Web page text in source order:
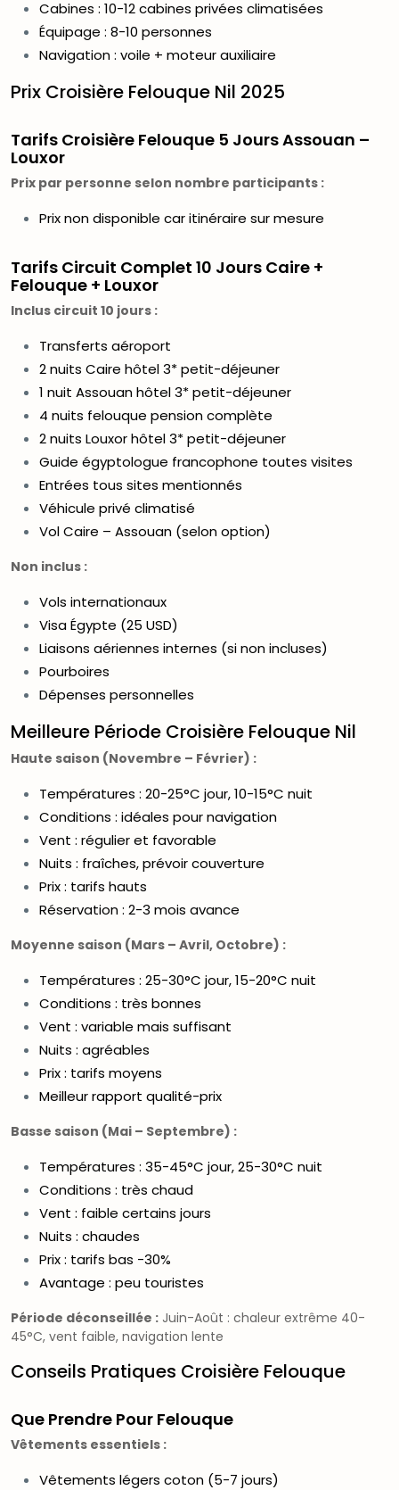
Cabines : 10-12 cabines privées climatisées
Équipage : 8-10 personnes
Navigation : voile + moteur auxiliaire
Prix Croisière Felouque Nil 2025
Tarifs Croisière Felouque 5 Jours Assouan –
Louxor
Prix par personne selon nombre participants :
Prix non disponible car itinéraire sur mesure
Tarifs Circuit Complet 10 Jours Caire +
Felouque + Louxor
Inclus circuit 10 jours :
Transferts aéroport
2 nuits Caire hôtel 3* petit-déjeuner
1 nuit Assouan hôtel 3* petit-déjeuner
4 nuits felouque pension complète
2 nuits Louxor hôtel 3* petit-déjeuner
Guide égyptologue francophone toutes visites
Entrées tous sites mentionnés
Véhicule privé climatisé
Vol Caire – Assouan (selon option)
Non inclus :
Vols internationaux
Visa Égypte (25 USD)
Liaisons aériennes internes (si non incluses)
Pourboires
Dépenses personnelles
Meilleure Période Croisière Felouque Nil
Haute saison (Novembre – Février) :
Températures : 20-25°C jour, 10-15°C nuit
Conditions : idéales pour navigation
Vent : régulier et favorable
Nuits : fraîches, prévoir couverture
Prix : tarifs hauts
Réservation : 2-3 mois avance
Moyenne saison (Mars – Avril, Octobre) :
Températures : 25-30°C jour, 15-20°C nuit
Conditions : très bonnes
Vent : variable mais suffisant
Nuits : agréables
Prix : tarifs moyens
Meilleur rapport qualité-prix
Basse saison (Mai – Septembre) :
Températures : 35-45°C jour, 25-30°C nuit
Conditions : très chaud
Vent : faible certains jours
Nuits : chaudes
Prix : tarifs bas -30%
Avantage : peu touristes
Période déconseillée : Juin-Août : chaleur extrême 40-
45°C, vent faible, navigation lente
Conseils Pratiques Croisière Felouque
Que Prendre Pour Felouque
Vêtements essentiels :
Vêtements légers coton (5-7 jours)